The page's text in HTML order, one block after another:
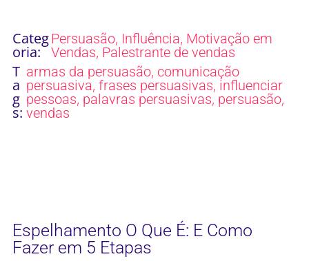
Categ
oria:
Persuasão, Influência, Motivação em
Vendas, Palestrante de vendas
T
a
g
s:
armas da persuasão, comunicação
persuasiva, frases persuasivas, influenciar
pessoas, palavras persuasivas, persuasão,
vendas
Espelhamento O Que É: E Como
Fazer em 5 Etapas